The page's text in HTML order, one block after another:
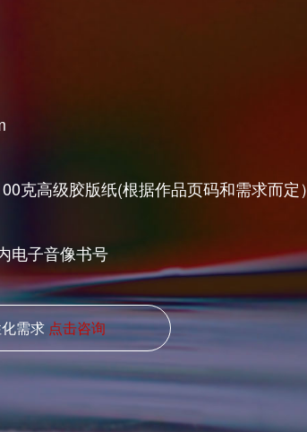
克高级胶版纸(根据作品页码和需求而定）
电子音像书号
需求 点击咨询